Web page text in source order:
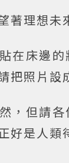
著理想未
在床邊
把照片設
，但請
好是人類